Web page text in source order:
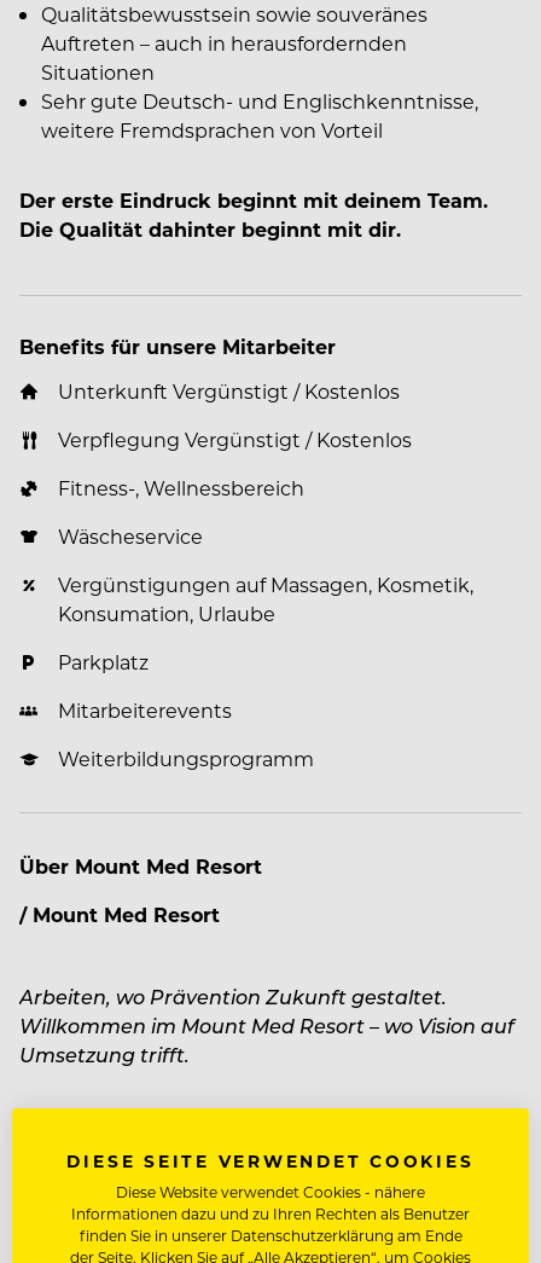
Qualitätsbewusstsein sowie souveränes
Auftreten – auch in herausfordernden
Situationen
Sehr gute Deutsch- und Englischkenntnisse,
weitere Fremdsprachen von Vorteil
Der erste Eindruck beginnt mit deinem Team.
Die Qualität dahinter beginnt mit dir.
Benefits für unsere Mitarbeiter
Unterkunft Vergünstigt / Kostenlos
Verpflegung Vergünstigt / Kostenlos
Fitness-, Wellnessbereich
Wäscheservice
Vergünstigungen auf Massagen, Kosmetik,
Konsumation, Urlaube
Parkplatz
Mitarbeiterevents
Weiterbildungsprogramm
Über Mount Med Resort
/ Mount Med Resort
Arbeiten, wo Prävention Zukunft gestaltet.
Willkommen im Mount Med Resort – wo Vision auf
Umsetzung trifft.
Unternehmen unter einem Dach: Hotel. Medizin.
Konzept. Drei eigenständige Säulen, die
konsequent am selben Strang ziehen – mit einer
gemeinsamen Vision: Making Health feel simple.
JOBDETAILS
DIESE SEITE VERWENDET COOKIES
Diese Website verwendet Cookies - nähere
Informationen dazu und zu Ihren Rechten als Benutzer
finden Sie in unserer Datenschutzerklärung am Ende
der Seite. Klicken Sie auf „Alle Akzeptieren“, um Cookies